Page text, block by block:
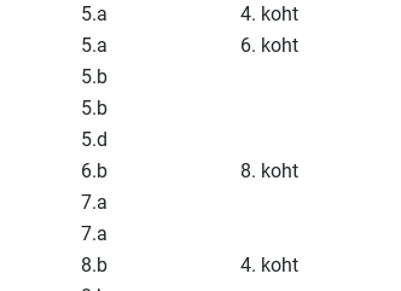
5.a 4. koht
5.a 6. koht
5.b
5.b
5.d
6.b 8. koht
7.a
7.a
8.b 4. koht